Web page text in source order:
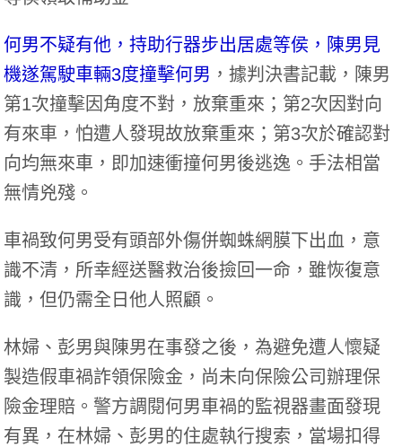
何男不疑有他，持助行器步出居處等侯，陳男見
機遂駕駛車輛3度撞擊何男 ，據判決書記載，陳男
第1次撞擊因角度不對，放棄重來；第2次因對向
有來車，怕遭人發現故放棄重來；第3次於確認對
向均無來車，即加速衝撞何男後逃逸。手法相當
無情兇殘。
車禍致何男受有頭部外傷併蜘蛛網膜下出血，意
識不清，所幸經送醫救治後撿回一命，雖恢復意
識，但仍需全日他人照顧。
林婦、彭男與陳男在事發之後，為避免遭人懷疑
製造假車禍詐領保險金，尚未向保險公司辦理保
險金理賠。警方調閱何男車禍的監視器畫面發現
有異，在林婦、彭男的住處執行搜索，當場扣得